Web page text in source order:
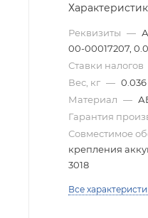
Реквизиты —
00-00017207,
Ставки налогов
Вес, кг — 0.036
Материал —
Гарантия
Совместимое
крепления
3018
Все